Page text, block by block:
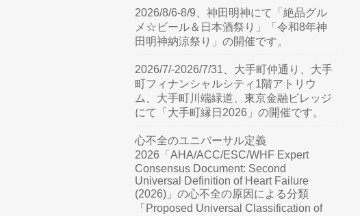
2026/8/6-8/9、神田明神にて「絶品グル
メ☆ビール＆日本酒祭り」「令和8年神
田明神納涼祭り」の開催です。
2026/7/-2026/7/31、大手町仲通り、大手
町フィナンシャルシティ1階アトリウ
ム、大手町川端緑道、東京金融ビレッジ
にて「大手町縁日2026」の開催です。
心不全のユニバーサル定義
2026「AHA/ACC/ESC/WHF Expert
Consensus Document: Second
Universal Definition of Heart Failure
(2026)」の心不全の原因による分類
「Proposed Universal Classification of